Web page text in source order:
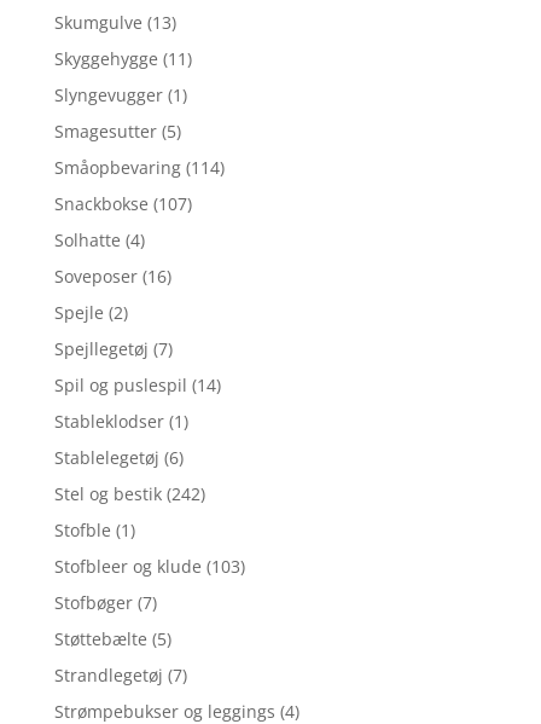
Skumgulve (13)
Skyggehygge (11)
Slyngevugger (1)
Smagesutter (5)
Småopbevaring (114)
Snackbokse (107)
Solhatte (4)
Soveposer (16)
Spejle (2)
Spejllegetøj (7)
Spil og puslespil (14)
Stableklodser (1)
Stablelegetøj (6)
Stel og bestik (242)
Stofble (1)
Stofbleer og klude (103)
Stofbøger (7)
Støttebælte (5)
Strandlegetøj (7)
Strømpebukser og leggings (4)